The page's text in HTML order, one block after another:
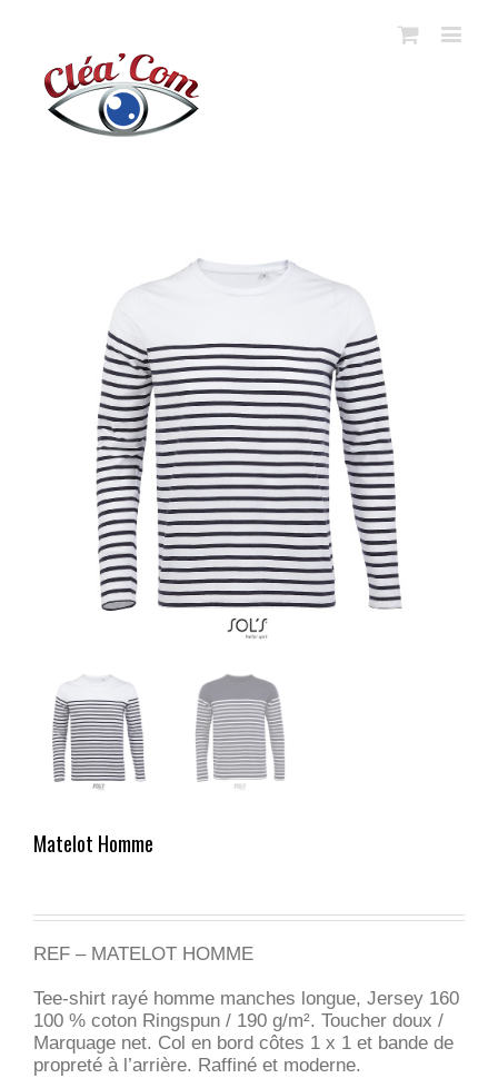
Matelot Homme
REF – MATELOT HOMME
Tee-shirt rayé homme manches longue, Jersey 160
100 % coton Ringspun / 190 g/m². Toucher doux /
Marquage net. Col en bord côtes 1 x 1 et bande de
propreté à l’arrière. Raffiné et moderne.